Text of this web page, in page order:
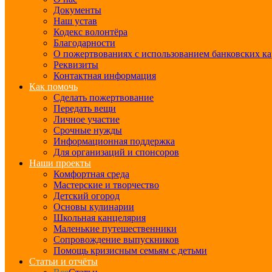
Документы
Наш устав
Кодекс волонтёра
Благодарности
О пожертвованиях с использованием банковских
Реквизиты
Контактная информация
Как помочь
Сделать пожертвование
Передать вещи
Личное участие
Срочные нужды
Информационная поддержка
Для организаций и спонсоров
Наши проекты
Комфортная среда
Мастерские и творчество
Детский огород
Основы кулинарии
Школьная канцелярия
Маленькие путешественники
Сопровождение выпускников
Помощь кризисным семьям с детьми
Статьи и отчёты